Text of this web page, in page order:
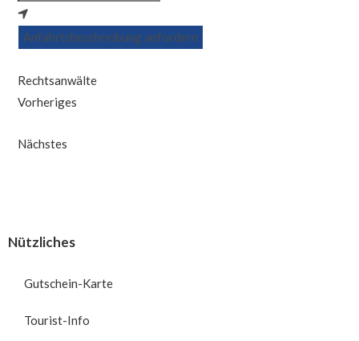
Anfahrtsbeschreibung anfordern
Rechtsanwälte
Vorheriges
Nächstes
Nützliches
Gutschein-Karte
Tourist-Info